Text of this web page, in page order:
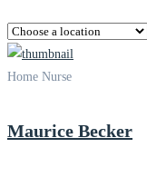
Home Nurse
Maurice Becker